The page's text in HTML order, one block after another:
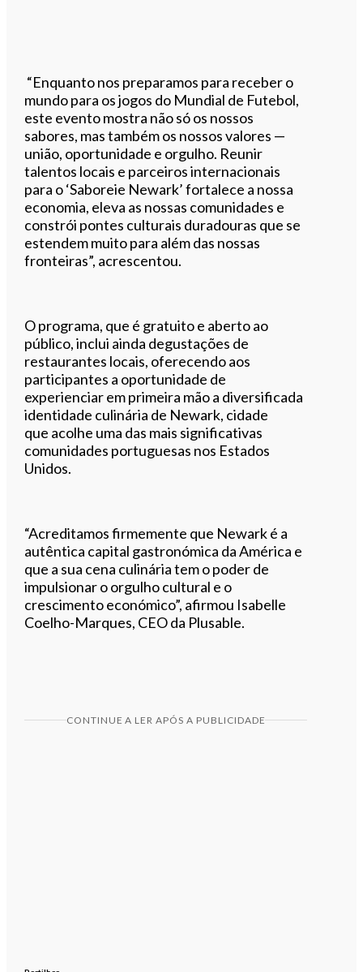
“Enquanto nos preparamos para receber o
mundo para os jogos do Mundial de Futebol,
este evento mostra não só os nossos
sabores, mas também os nossos valores —
união, oportunidade e orgulho. Reunir
talentos locais e parceiros internacionais
para o ‘Saboreie Newark’ fortalece a nossa
economia, eleva as nossas comunidades e
constrói pontes culturais duradouras que se
estendem muito para além das nossas
fronteiras”, acrescentou.
O programa, que é gratuito e aberto ao
público, inclui ainda degustações de
restaurantes locais, oferecendo aos
participantes a oportunidade de
experienciar em primeira mão a diversificada
identidade culinária de Newark, cidade
que acolhe uma das mais significativas
comunidades portuguesas nos Estados
Unidos.
“Acreditamos firmemente que Newark é a
autêntica capital gastronómica da América e
que a sua cena culinária tem o poder de
impulsionar o orgulho cultural e o
crescimento económico”, afirmou Isabelle
Coelho-Marques, CEO da Plusable.
CONTINUE A LER APÓS A PUBLICIDADE